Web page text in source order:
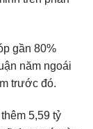
gần 80%
năm ngoái
trước đó.
5,59 tỷ